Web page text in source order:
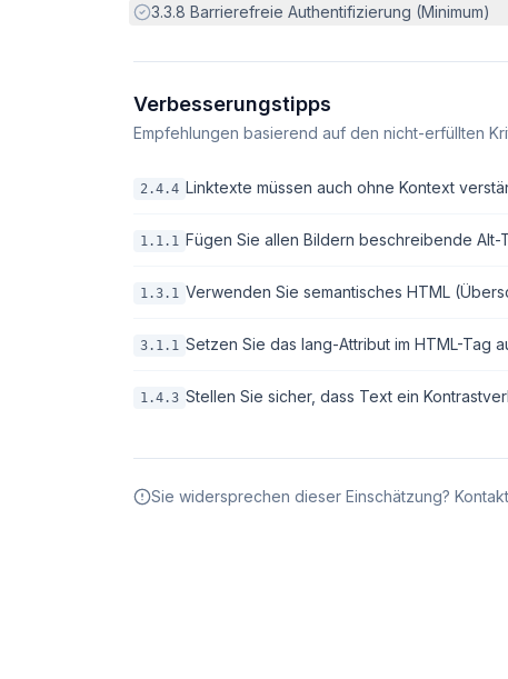
Erfüllt:
3.3.8 Barrierefreie Authentifizierung (Minimum)
Verbesserungstipps
Empfehlungen basierend auf den nicht-erfüllten
2.4.4 Linktexte müssen auch ohne Kontext
1.1.1 Fügen Sie allen Bildern beschreibende
1.3.1 Verwenden Sie semantisches HTML
3.1.1 Setzen Sie das lang-Attribut im HTML-
1.4.3 Stellen Sie sicher, dass Text ein
Sie widersprechen dieser Einschätzung?